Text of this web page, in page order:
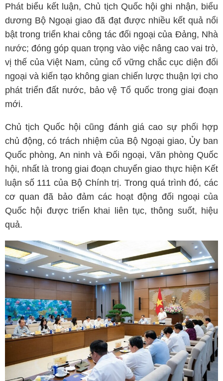
Phát biểu kết luận, Chủ tịch Quốc hội ghi nhận, biểu
dương Bộ Ngoại giao đã đạt được nhiều kết quả nổi
bật trong triển khai công tác đối ngoại của Đảng, Nhà
nước; đóng góp quan trọng vào việc nâng cao vai trò,
vị thế của Việt Nam, củng cố vững chắc cục diện đối
ngoại và kiến tạo không gian chiến lược thuận lợi cho
phát triển đất nước, bảo vệ Tổ quốc trong giai đoạn
mới.
Chủ tịch Quốc hội cũng đánh giá cao sự phối hợp
chủ động, có trách nhiệm của Bộ Ngoại giao, Ủy ban
Quốc phòng, An ninh và Đối ngoại, Văn phòng Quốc
hội, nhất là trong giai đoạn chuyển giao thực hiện Kết
luận số 111 của Bộ Chính trị. Trong quá trình đó, các
cơ quan đã bảo đảm các hoạt động đối ngoại của
Quốc hội được triển khai liên tục, thông suốt, hiệu
quả.